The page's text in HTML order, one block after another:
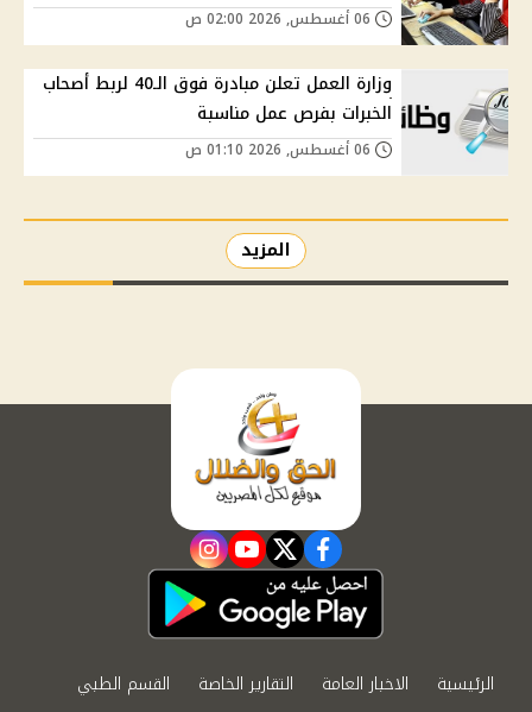
وزارة العمل تعلن مبادرة فوق الـ40 لربط أصحاب
الخبرات بفرص عمل مناسبة
المزيد
facebook
twitter
youtube
instagram
الرئيسية الاخبار العامة التقارير الخاصة
القسم الطبي